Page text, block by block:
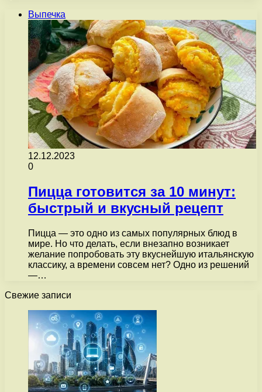
Выпечка
12.12.2023
0
Пицца готовится за 10 минут:
быстрый и вкусный рецепт
Пицца — это одно из самых популярных блюд в
мире. Но что делать, если внезапно возникает
желание попробовать эту вкуснейшую итальянскую
классику, а времени совсем нет? Одно из решений
—…
Свежие записи